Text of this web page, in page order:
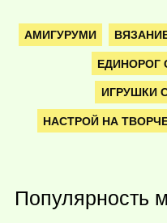
АМИГУРУМИ
ЕДИНОРОГ
ИГРУШКИ
НАСТРОЙ НА
Популярность